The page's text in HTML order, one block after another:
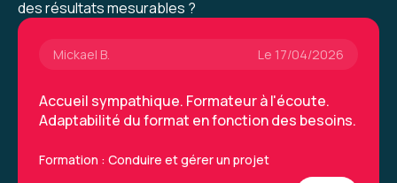
des résultats mesurables ?
Mickael B. Le 17/04/2026
Accueil sympathique. Formateur à l'écoute.
Adaptabilité du format en fonction des besoins.
Formation : Conduire et gérer un projet